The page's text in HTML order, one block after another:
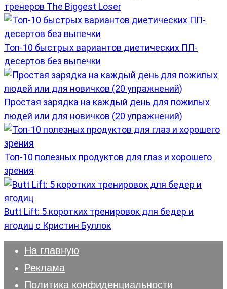
тренеров The Biggest Loser
Топ-10 быстрых вариантов диетических ПП-
десертов без выпечки
Простая зарядка на каждый день для пожилых
людей или для новичков (20 упражнений)
Топ-10 полезных продуктов для глаз и хорошего
зрения
Butt Lift: 5 коротких тренировок для бедер и
ягодиц с Кристин Буллок
На главную
Реклама
Политика конфиденциальности